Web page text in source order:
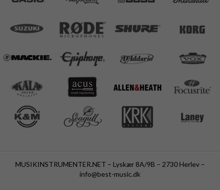
MUSIKINSTRUMENTER.NET – Lyskær 8A/9B – 2730 Herlev –
info@best-music.dk